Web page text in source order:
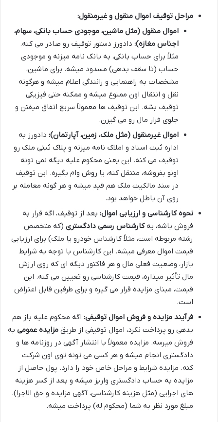
مراحل توقیف اموال منقول و غیرمنقول:
اموال منقول (مثل ماشین، موجودی حساب بانکی، سهام،
اجناس مغازه): دادورز دستور توقیف رو صادر می کنه.
مثلاً برای حساب بانکی، به بانک نامه میزنه و موجودی
حساب (تا سقف بدهی) مسدود میشه. برای ماشین،
مشخصات به راهنمایی و رانندگی اعلام میشه و هرگونه
نقل و انتقال اون ممنوع میشه و ممکنه حتی فیزیکی
توقیف بشه. این توقیف ها معمولاً سریع اتفاق میفتن و
جلوی فرار مال رو می گیرن.
اموال غیرمنقول (مثل ملک، زمین، آپارتمان): دادورز به
اداره ثبت اسناد و املاک نامه میزنه و پلاک ثبتی ملک رو
توقیف می کنه. این یعنی محکوم علیه دیگه نمی تونه
اونو بفروشه، منتقل کنه، یا روش وام بگیره. این توقیف
در سند مالکیت ملک هم قید میشه و هر گونه معامله بر
روی آن باطل خواهد بود.
نحوه کارشناسی و ارزیابی اموال: بعد از توقیف، اگه قرار به
فروش باشه، یهکارشناس رسمی دادگستری (که متخصص
رشته مربوطه است، مثلاً کارشناس خودرو یا ملک) برای ارزیابی
قیمت اموال معرفی میشه. این کارشناس با توجه به شرایط
بازار، وضعیت فعلی مال و هر فاکتور دیگه ای که روی ارزش
مال تأثیر میذاره، قیمت کارشناسی رو تعیین می کنه. این
قیمت، مبنای مزایده قرار می گیره و برای طرفین قابل اعتراض
است.
فرآیند مزایده و فروش اموال توقیفی: اگه محکوم علیه باز هم
بدهی رو پرداخت نکرد، اموال توقیفی از طریق مزایده عمومی به
فروش میرسه. مزایده معمولاً با انتشار آگهی در روزنامه ها و
دادگستری انجام میشه و هر کسی می تونه توی اون شرکت
کنه. مزایده شرایط و مراحل خاص خود را دارد. پول حاصل از
مزایده به حساب دادگستری واریز میشه و بعد از کسر هزینه
های اجرایی (مثل هزینه کارشناسی، آگهی مزایده و حق الاجرا)،
مبلغ مورد نظر به شما (محکوم له) پرداخت میشه.